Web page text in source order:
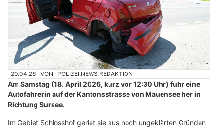
20.04.26 VON POLIZEI.NEWS REDAKTION
Am Samstag (18. April 2026, kurz vor 12:30 Uhr) fuhr eine
Autofahrerin auf der Kantonsstrasse von Mauensee her in
Richtung Sursee.
Im Gebiet Schlosshof geriet sie aus noch ungeklärten Gründen